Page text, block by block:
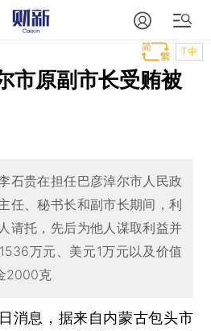
T中
市原副市长受贿被
石贵在担任巴彦淖尔市人民政
任、秘书长和副市长期间，利
请托，先后为他人谋取利益并
万元、美元1万元以及价值
2000克
息，据来自内蒙古包头市